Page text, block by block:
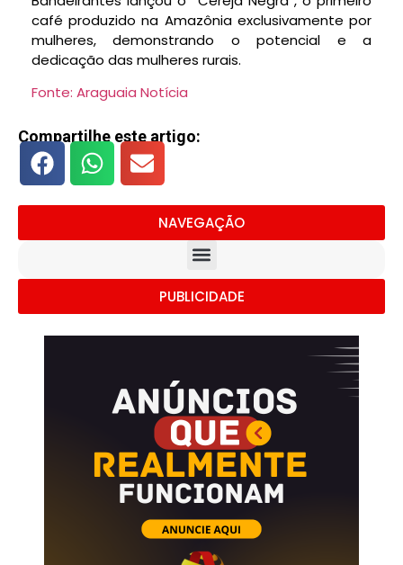
café produzido na Amazônia exclusivamente por
mulheres, demonstrando o potencial e a
dedicação das mulheres rurais.
Fonte: Araguaia Notícia
Compartilhe este artigo:
NAVEGAÇÃO
PUBLICIDADE